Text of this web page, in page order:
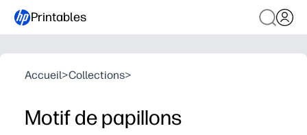
Printables
Accueil>Collections>
Motif de papillons